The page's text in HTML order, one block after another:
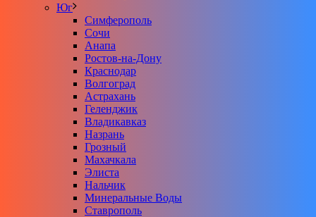
Юг
Симферополь
Сочи
Анапа
Ростов-на-Дону
Краснодар
Волгоград
Астрахань
Геленджик
Владикавказ
Назрань
Грозный
Махачкала
Элиста
Нальчик
Минеральные Воды
Ставрополь